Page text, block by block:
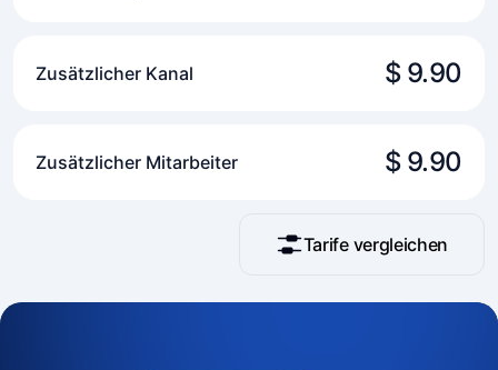
Tarife vergleichen
Zusätzlicher Kanal $ 9.90
Zusätzlicher Mitarbeiter $ 9.90